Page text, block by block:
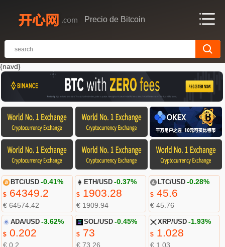
Precio de Bitcoin
{navd}
BTC/USD -0.41%
$64349.2
€ 64574.42
ETH/USD -0.37%
$ 1903.28
€ 1909.94
LTC/USD -0.28%
$45.6
€ 45.76
ADA/USD -3.62%
$0.202
€ 0.2
SOL/USD -0.45%
$ 73
€ 73.26
XRP/USD -1.93%
$1.028
€ 1.03